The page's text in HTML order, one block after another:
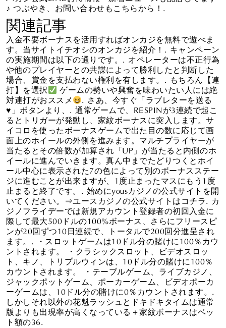
♪ つぶやき、お問い合わせもこちらから！.
関連記事
入金不要ボーナスを活用すればオンカジを無料で遊べま
す。当サイトイチオシのオンカジを紹介！. キャンペーン
の実施期間は以下の通りです。. オペレーターは不正行為
や他のプレイヤーとの共謀によって勝利したと判断した
場合、賞金を支払わない権利を有します。. もちろん【連
打】を選択
ゲームの勢いや興奮を味わいたい人には絶
対連打がおススメ
. さあ、今すぐ「ラブレターを送る
♥ 」ボタンより、. 通常ゲームで、RESPINが3連続で起こ
るとトリガーが発動し、家紋ボーナスに突入します。サ
イコロを使ったボーナスゲームで出た目の数に応じて画
面上のホイールの外側を進みます。マルチプライヤーが
当たるとその倍数が加算され「UP」が当たると内側のホ
イールに進んでいきます。真ん中までたどりつくとホイ
ール中心に表示された7の色によって別のボーナスステー
ジに進むことが出来ますが、1度止まったマスにもう1度
止まると終了です。. 始めにyousカジノの公式サイトを開
いてください。⇒ユースカジノの公式サイトはコチラ. カ
ジノフライデーでは新規アカウント登録者の初回入金に
際して最大500ドルの100%ボーナス、さらにフリースピ
ンが20回ずつ10日連続で、トータルで200回分進呈され
ます。. ・スロットゲームは10ドル分の賭けに100％カウ
ントされます。 ・クラシックスロット、ビデオスロッ
ト、キノ、トリプルウィンは、10ドル分の賭けに100％
カウントされます。 ・テーブルゲーム、ライブカジノ、
ジャックポットゲーム、ポーカーゲーム、ビデオポーカ
ーゲームは、10ドル分の賭けに0％カウントされます。.
しかしそれ以外の花魁ラッシュとドキドキタイムは通常
版よりも出現率が高くなっている＋家紋ボーナスはベッ
ト額の36.